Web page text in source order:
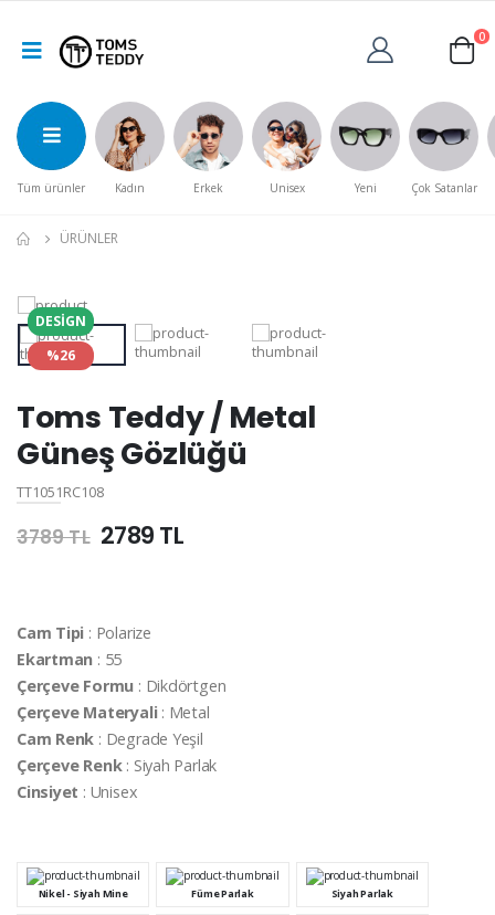
0
Tüm ürünler Kadın Erkek Unisex Yeni Çok Satanlar
ÜRÜNLER
DESIGN
%26
Toms Teddy / Metal
Güneş Gözlüğü
TT1051RC108
3789 TL 2789 TL
Cam Tipi : Polarize
Ekartman : 55
Çerçeve Formu : Dikdörtgen
Çerçeve Materyali: Metal
Cam Renk : Degrade Yeşil
Çerçeve Renk: Siyah Parlak
Cinsiyet : Unisex
Nikel - Siyah Mine Füme Parlak Siyah Parlak